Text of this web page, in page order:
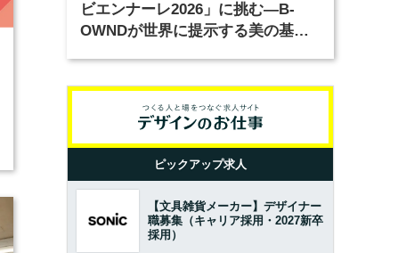
ビエンナーレ2026」に挑む―B-
OWNDが世界に提示する美の基準
ピックアップ求人
【文具雑貨メーカー】デザイナー
職募集（キャリア採用・2027新卒
採用）